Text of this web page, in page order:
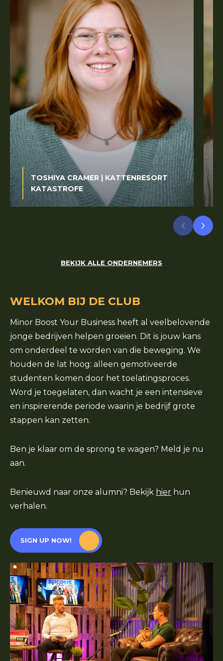
TOSHIYA CRAMER | KATTENRESORT
KATASTROFE
BEKIJK ALLE ONDERNEMERS
WELKOM BIJ DE CLUB
Minor Boost Your Business heeft al veelbelovende
jonge bedrijven helpen groeien. Dit is jouw kans
om onderdeel te worden van die beweging. We
houden de lat hoog: alleen gemotiveerde
studenten komen door het toelatingsproces.
Word je toegelaten, dan wacht je een intensieve
en inspirerende periode waarin je bedrijf grote
stappen kan zetten.
Ben je klaar om de sprong te wagen? Meld je nu
aan.
Benieuwd naar onze alumni? Bekijk hier hun
verhalen.
SIGN UP NOW!